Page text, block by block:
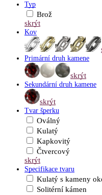
Typ
Brož
skrýt
Kov
Primární druh kamene
skrýt
Sekundární druh kamene
skrýt
Tvar šperku
Oválný
Kulatý
Kapkovitý
Čtvercový
skrýt
Specifikace tvaru
Kulatý s kameny
Solitérní kámen